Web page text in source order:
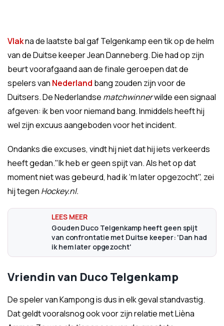
Vlakna de laatste bal gaf Telgenkamp een tik op de helm
van de Duitse keeper Jean Danneberg. Die had op zijn
beurt voorafgaand aan de finale geroepen dat de
spelers van Nederland bang zouden zijn voor de
Duitsers. De Nederlandse matchwinnerwilde een signaal
afgeven: ik ben voor niemand bang. Inmiddels heeft hij
wel zijn excuus aangeboden voor het incident.
Ondanks die excuses, vindt hij niet dat hij iets verkeerds
heeft gedan."Ik heb er geen spijt van. Als het op dat
moment niet was gebeurd, had ik ‘m later opgezocht", zei
hij tegen Hockey.nl.
Gouden Duco Telgenkamp heeft geen spijt
van confrontatie met Duitse keeper: 'Dan had
ik hem later opgezocht'
Vriendin van Duco Telgenkamp
De speler van Kampong is dus in elk geval standvastig.
Dat geldt vooralsnog ook voor zijn relatie met Lièna